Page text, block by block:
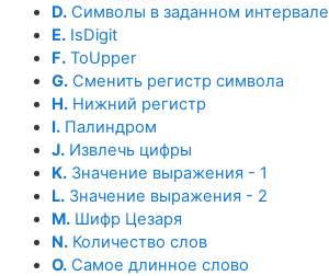
D. Символы в заданном интервале
E. IsDigit
F. ToUpper
G. Сменить регистр символа
H. Нижний регистр
I. Палиндром
J. Извлечь цифры
K. Значение выражения - 1
L. Значение выражения - 2
M. Шифр Цезаря
N. Количество слов
O. Самое длинное слово